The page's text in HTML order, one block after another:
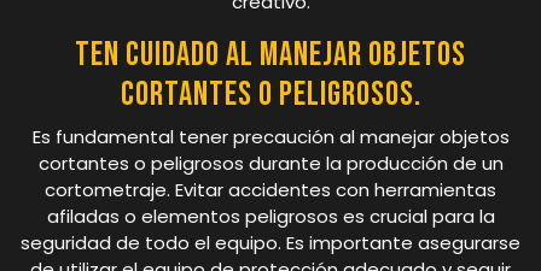
Ten cuidado al manejar objetos
cortantes o peligrosos.
Es fundamental tener precaución al manejar objetos
cortantes o peligrosos durante la producción de un
cortometraje. Evitar accidentes con herramientas
afiladas o elementos peligrosos es crucial para la
seguridad de todo el equipo. Es importante asegurarse